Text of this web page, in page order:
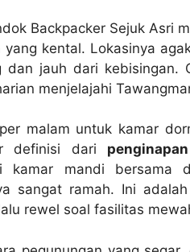
Backpacker Sejuk Asri
kental. Lokasinya
dan jauh dari kebisingan.
menjelajahi
malam untuk kamar
definisi dari
kamar mandi bersama
sangat ramah. Ini
rewel soal fasilitas